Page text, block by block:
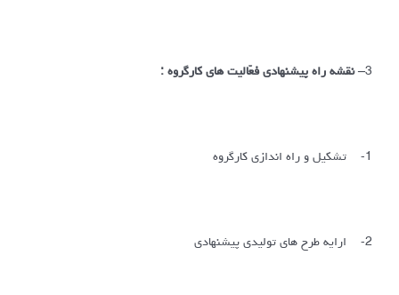
3– نقشه راه پیشنهادی فعّالیت های کارگروه :
1- تشکیل و راه اندازی کارگروه
2- ارایه طرح های تولیدی پیشنهادی